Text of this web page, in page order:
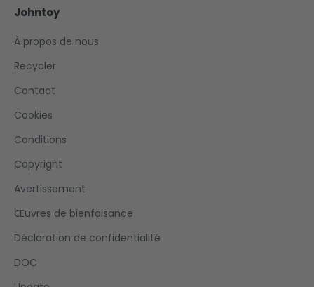
Johntoy
À propos de nous
Recycler
Contact
Cookies
Conditions
Copyright
Avertissement
Œuvres de bienfaisance
Déclaration de confidentialité
DOC